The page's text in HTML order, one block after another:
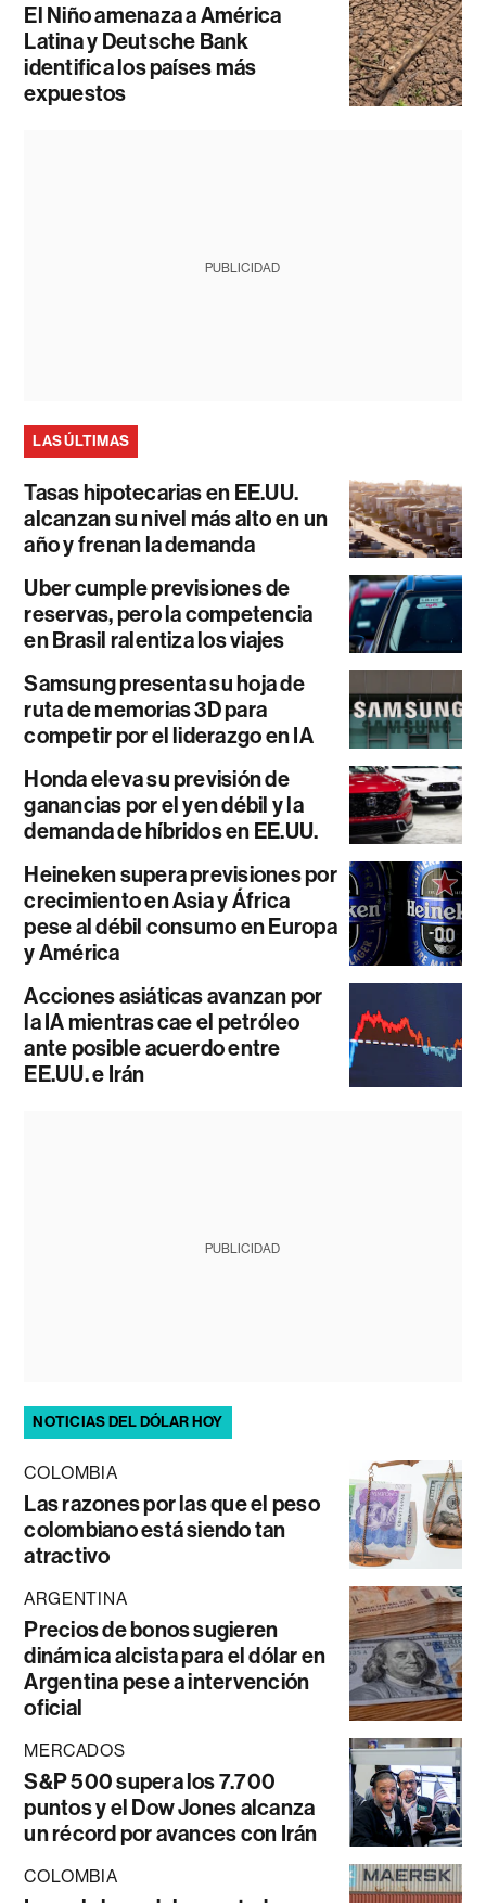
El Niño amenaza a América
Latina y Deutsche Bank
identifica los países más
expuestos
PUBLICIDAD
LAS ÚLTIMAS
Tasas hipotecarias en EE.UU.
alcanzan su nivel más alto en un
año y frenan la demanda
Uber cumple previsiones de
reservas, pero la competencia
en Brasil ralentiza los viajes
Samsung presenta su hoja de
ruta de memorias 3D para
competir por el liderazgo en IA
Honda eleva su previsión de
ganancias por el yen débil y la
demanda de híbridos en EE.UU.
Heineken supera previsiones por
crecimiento en Asia y África
pese al débil consumo en Europa
y América
Acciones asiáticas avanzan por
la IA mientras cae el petróleo
ante posible acuerdo entre
EE.UU. e Irán
PUBLICIDAD
NOTICIAS DEL DÓLAR HOY
COLOMBIA
Las razones por las que el peso
colombiano está siendo tan
atractivo
ARGENTINA
Precios de bonos sugieren
dinámica alcista para el dólar en
Argentina pese a intervención
oficial
MERCADOS
S&P 500 supera los 7.700
puntos y el Dow Jones alcanza
un récord por avances con Irán
COLOMBIA